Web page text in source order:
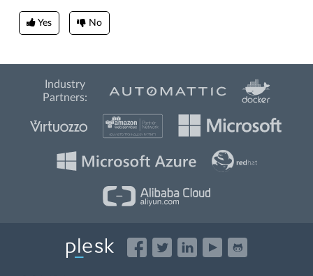
Yes No
Industry
Partners: